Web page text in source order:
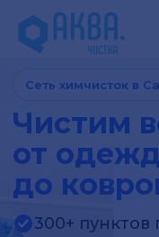
Сеть химчисток в
Чистим
от
до
300+ пунктов